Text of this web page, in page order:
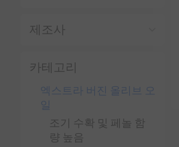
제조사
카테고리
엑스트라 버진 올리브 오
일
조기 수확 및 페놀 함
량 높음